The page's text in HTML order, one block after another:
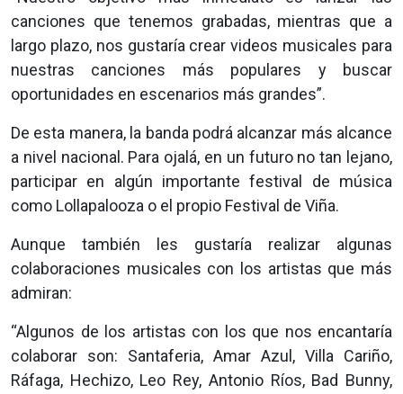
canciones que tenemos grabadas, mientras que a
largo plazo, nos gustaría crear videos musicales para
nuestras canciones más populares y buscar
oportunidades en escenarios más grandes”.
De esta manera, la banda podrá alcanzar más alcance
a nivel nacional. Para ojalá, en un futuro no tan lejano,
participar en algún importante festival de música
como Lollapalooza o el propio Festival de Viña.
Aunque también les gustaría realizar algunas
colaboraciones musicales con los artistas que más
admiran:
“Algunos de los artistas con los que nos encantaría
colaborar son: Santaferia, Amar Azul, Villa Cariño,
Ráfaga, Hechizo, Leo Rey, Antonio Ríos, Bad Bunny,